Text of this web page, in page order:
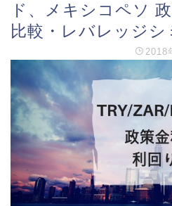
ド、メキシコペソ
比較・レバレッジ
2018